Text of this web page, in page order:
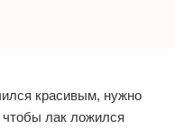
красивым, нужно
чтобы лак ложился